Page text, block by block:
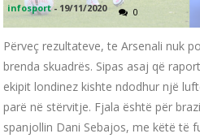
infosport - 19/11/2020 0
Përveç rezultateve, te Arsenali nuk
brenda skuadrës. Sipas asaj që
ekipit londinez kishte ndodhur një
parë në stërvitje. Fjala është për
spanjollin Dani Sebajos, me këtë të